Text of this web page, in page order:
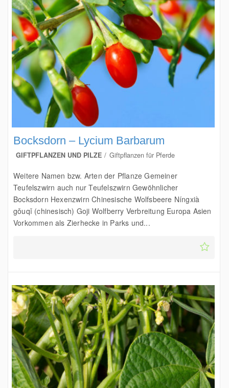
Bocksdorn – Lycium Barbarum
GIFTPFLANZEN UND PILZE Giftpflanzen für Pferde
Weitere Namen bzw. Arten der Pflanze Gemeiner
Teufelszwirn auch nur Teufelszwirn Gewöhnlicher
Bocksdorn Hexenzwirn Chinesische Wolfsbeere Níngxià
gǒuqǐ (chinesisch) Goji Wolfberry Verbreitung Europa Asien
Vorkommen als Zierhecke in Parks und...